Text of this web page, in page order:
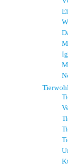
Tierwohl